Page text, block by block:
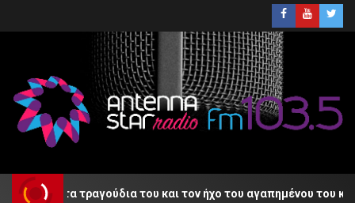
με τα τραγούδια του και τον ήχο του αγαπημένου του κλαρίνου